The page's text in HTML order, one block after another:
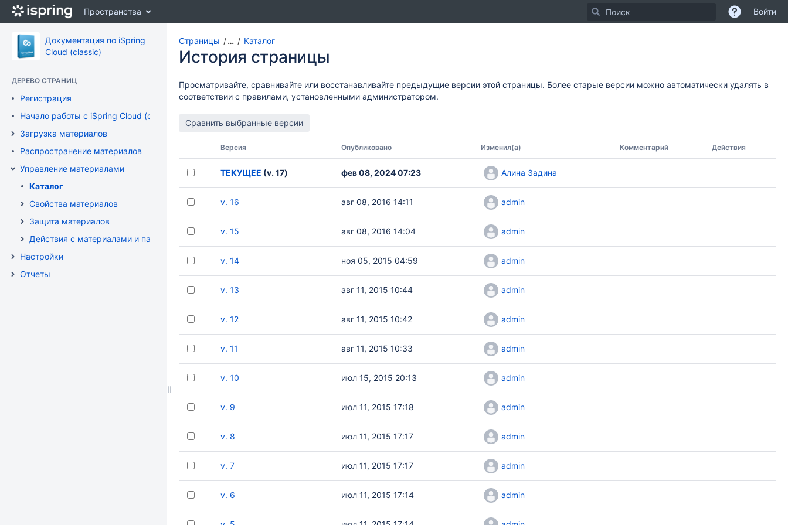
Перейти
содержимому
assistive.skiplink.to.breadcrumbs
assistive.skiplink.to.quick.search
Пространства Войти
Документация по iSpring
Cloud (classic)
ДЕРЕВО СТРАНИЦ
Регистрация
Начало работы с iSpring Cloud (classic)
Загрузка материалов
Распространение материалов
Управление материалами
Каталог
Свойства материалов
Защита материалов
Действия с материалами и папками
Настройки
Отчеты
Страницы … Каталог
История страницы
Просматривайте, сравнивайте или восстанавливайте предыдущие версии этой страницы. Более старые версии можно автоматически удалять в
соответствии с правилами, установленными администратором.
Версия Опубликовано Изменил(а) Комментарий Действия
ТЕКУЩЕЕ (v. 17) фев 08, 2024 07:23 Алина Задина
v. 16 авг 08, 2016 14:11 admin
v. 15 авг 08, 2016 14:04 admin
v. 14 ноя 05, 2015 04:59 admin
v. 13 авг 11, 2015 10:44 admin
v. 12 авг 11, 2015 10:42 admin
v. 11 авг 11, 2015 10:33 admin
v. 10 июл 15, 2015 20:13 admin
v. 9 июл 11, 2015 17:18 admin
v. 8 июл 11, 2015 17:17 admin
v. 7 июл 11, 2015 17:17 admin
v. 6 июл 11, 2015 17:14 admin